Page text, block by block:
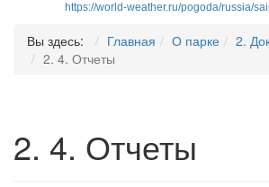
https://world-weather.ru/pogoda/russia/
Вы здесь: Главная О парке
2.
2. 4. Отчеты
2. 4. Отчеты